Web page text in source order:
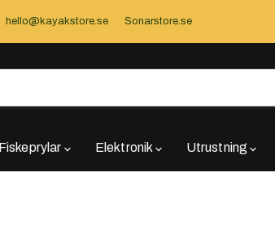
hello@kayakstore.se Sonarstore.se
Fiskeprylar Elektronik Utrustning